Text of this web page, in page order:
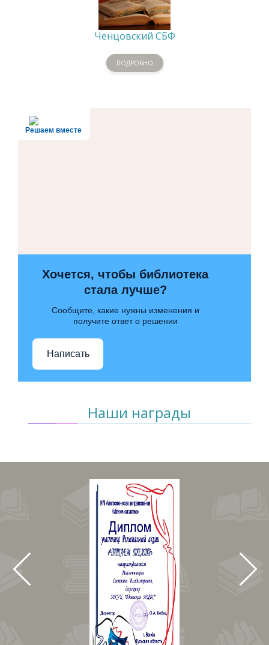
Ченцовский СБФ
ПОДРОБНО
Решаем вместе
Хочется, чтобы библиотека
стала лучше?
Сообщите, какие нужны изменения и
получите ответ о решении
Написать
Наши награды